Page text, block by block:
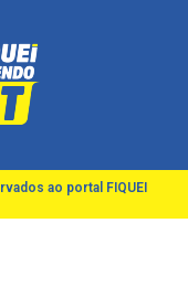
ao portal FIQUEI